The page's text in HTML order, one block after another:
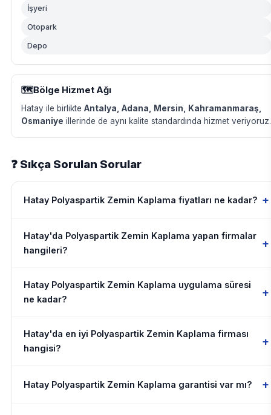
İşyeri
Otopark
Depo
🗺️Bölge Hizmet Ağı
Hatay ile birlikte Antalya, Adana, Mersin, Kahramanmaraş,
Osmaniye illerinde de aynı kalite standardında hizmet veriyoruz.
❓ Sıkça Sorulan Sorular
Hatay Polyaspartik Zemin Kaplama fiyatları ne kadar? +
Hatay'da Polyaspartik Zemin Kaplama yapan firmalar
hangileri?
+
Hatay Polyaspartik Zemin Kaplama uygulama süresi
ne kadar?
+
Hatay'da en iyi Polyaspartik Zemin Kaplama firması
hangisi?
+
Hatay Polyaspartik Zemin Kaplama garantisi var mı? +